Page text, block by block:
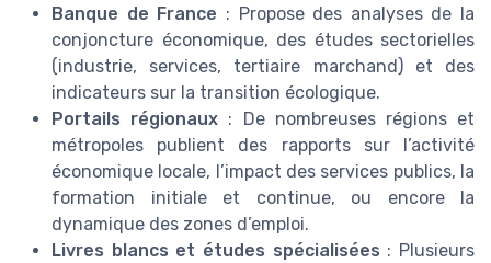
Banque de France : Propose des analyses de la
conjoncture économique, des études sectorielles
(industrie, services, tertiaire marchand) et des
indicateurs sur la transition écologique.
Portails régionaux : De nombreuses régions et
métropoles publient des rapports sur l’activité
économique locale, l’impact des services publics, la
formation initiale et continue, ou encore la
dynamique des zones d’emploi.
Livres blancs et études spécialisées : Plusieurs